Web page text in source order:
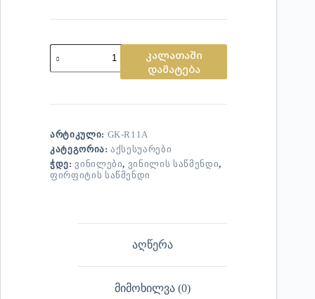
კალათაში
დამატება
ᲐᲠᲢᲘᲙᲣᲚᲘ: GK-R11A
ᲙᲐᲢᲔᲒᲝᲠᲘᲐ:ᲐᲥᲡᲔᲡᲣᲐᲠᲔᲑᲘ
ᲭᲓᲔ: ᲕᲘᲜᲘᲚᲔᲑᲘ, ᲕᲘᲜᲘᲚᲘᲡ ᲡᲐᲬᲛᲔᲜᲓᲘ,
ᲤᲘᲠᲤᲘᲢᲘᲡ ᲡᲐᲬᲛᲔᲜᲓᲘ
აღწერა
მიმოხილვა (0)